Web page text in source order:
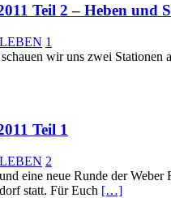
Teil 2 – Heben und
1
wir uns zwei Stationen
Teil 1
2
eine neue Runde der
statt. Für Euch […]